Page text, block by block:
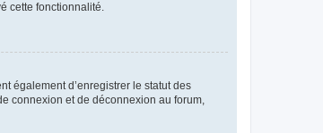
cette fonctionnalité.
également d’enregistrer le statut des
connexion et de déconnexion au forum,